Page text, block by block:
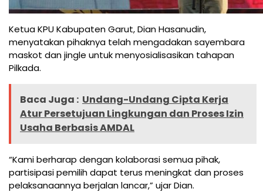
Ketua KPU Kabupaten Garut, Dian Hasanudin,
menyatakan pihaknya telah mengadakan sayembara
maskot dan jingle untuk menyosialisasikan tahapan
Pilkada.
Baca Juga : Undang-Undang Cipta Kerja
Atur Persetujuan Lingkungan dan Proses Izin
Usaha Berbasis AMDAL
“Kami berharap dengan kolaborasi semua pihak,
partisipasi pemilih dapat terus meningkat dan proses
pelaksanaannya berjalan lancar,” ujar Dian.